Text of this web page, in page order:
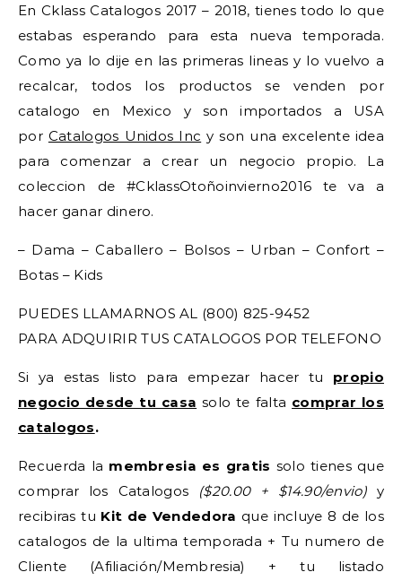
En Cklass Catalogos 2017 – 2018, tienes todo lo que
estabas esperando para esta nueva temporada.
Como ya lo dije en las primeras lineas y lo vuelvo a
recalcar, todos los productos se venden por
catalogo en Mexico y son importados a USA
por Catalogos Unidos Inc y son una excelente idea
para comenzar a crear un negocio propio. La
coleccion de #CklassOtoñoinvierno2016 te va a
hacer ganar dinero.
– Dama – Caballero – Bolsos – Urban – Confort –
Botas – Kids
PUEDES LLAMARNOS AL (800) 825-9452
PARA ADQUIRIR TUS CATALOGOS POR TELEFONO
Si ya estas listo para empezar hacer tu propio
negocio desde tu casa solo te falta comprar los
catalogos.
Recuerda la membresia es gratis solo tienes que
comprar los Catalogos
($20.00 + $14.90/envio)y
recibiras tu Kit de Vendedora que incluye 8 de los
catalogos de la ultima temporada + Tu numero de
Cliente (Afiliación/Membresia) + tu listado